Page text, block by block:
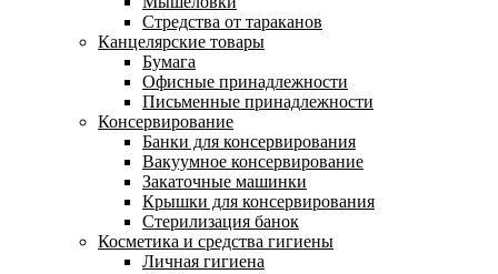
Стредства от тараканов
Канцелярские товары
Бумага
Офисные принадлежности
Письменные принадлежности
Консервирование
Банки для консервирования
Вакуумное консервирование
Закаточные машинки
Крышки для консервирования
Стерилизация банок
Косметика и средства гигиены
Личная гигиена